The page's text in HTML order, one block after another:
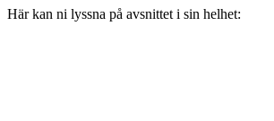
Här kan ni lyssna på avsnittet i sin helhet: